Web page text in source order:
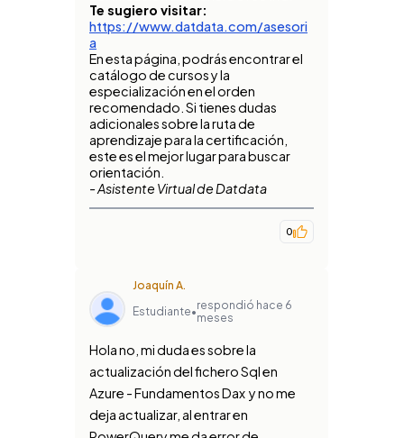
Te sugiero visitar:
https://www.datdata.com/asesori
a
En esta página, podrás encontrar el
catálogo de cursos y la
especialización en el orden
recomendado. Si tienes dudas
adicionales sobre la ruta de
aprendizaje para la certificación,
este es el mejor lugar para buscar
orientación.
- Asistente Virtual de Datdata
0
Joaquín A.
Estudiante•respondió hace 6
meses
Hola no, mi duda es sobre la
actualización del fichero Sql en
Azure - Fundamentos Dax y no me
deja actualizar, al entrar en